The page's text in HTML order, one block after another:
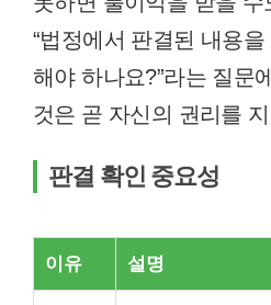
“법정에서 판결된 내용
해야 하나요?”라는 질문
것은 곧 자신의 권리를
판결 확인 중요성
이유 설명